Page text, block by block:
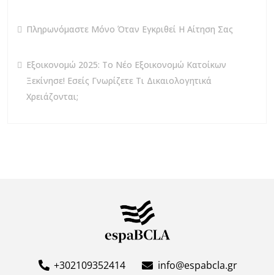
Πληρωνόμαστε Μόνο Όταν Εγκριθεί Η Αίτηση Σας
Εξοικονομώ 2025: Το Νέο Εξοικονομώ Κατοίκων
Ξεκίνησε! Εσείς Γνωρίζετε Τι Δικαιολογητικά
Χρειάζονται;
+302109352414 info@espabcla.gr